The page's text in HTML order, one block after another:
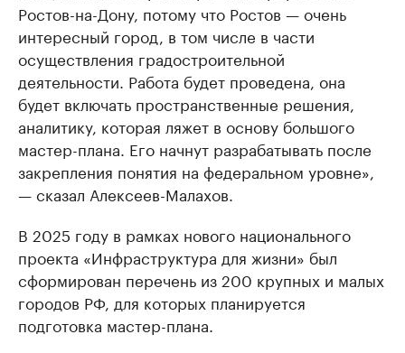
Ростов-на-Дону, потому что Ростов — очень
интересный город, в том числе в части
осуществления градостроительной
деятельности. Работа будет проведена, она
будет включать пространственные решения,
аналитику, которая ляжет в основу большого
мастер-плана. Его начнут разрабатывать после
закрепления понятия на федеральном уровне»,
— сказал Алексеев-Малахов.
В 2025 году в рамках нового национального
проекта «Инфраструктура для жизни» был
сформирован перечень из 200 крупных и малых
городов РФ, для которых планируется
подготовка мастер-плана.